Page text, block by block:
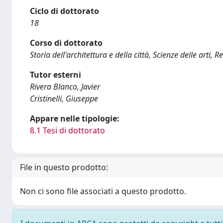
Ciclo di dottorato
18
Corso di dottorato
Storia dell'architettura e della città, Scienze delle arti,
Tutor esterni
Rivera Blanco, Javier
Cristinelli, Giuseppe
Appare nelle tipologie:
8.1 Tesi di dottorato
File in questo prodotto:
Non ci sono file associati a questo prodotto.